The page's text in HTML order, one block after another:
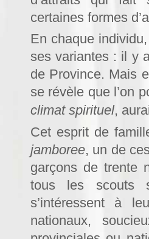
certaines formes
En chaque
ses variantes : il y
de Province. Mais
se révèle que l’on
climat spirituel,
Cet esprit de
jamboree, un de
garçons de trente
tous les scouts
s’intéressent à
nationaux,